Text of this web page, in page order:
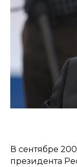
В сентябре
президента